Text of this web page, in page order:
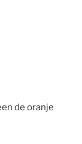
de oranje